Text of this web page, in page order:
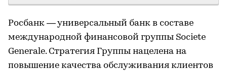
Росбанк — универсальный банк в составе
международной финансовой группы Societe
Generale. Стратегия Группы нацелена на
повышение качества обслуживания клиентов